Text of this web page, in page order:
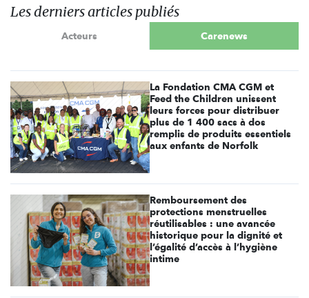
Les derniers articles publiés
Acteurs Carenews
La Fondation CMA CGM et
Feed the Children unissent
leurs forces pour distribuer
plus de 1 400 sacs à dos
remplis de produits essentiels
aux enfants de Norfolk
Remboursement des
protections menstruelles
réutilisables : une avancée
historique pour la dignité et
l’égalité d’accès à l’hygiène
intime